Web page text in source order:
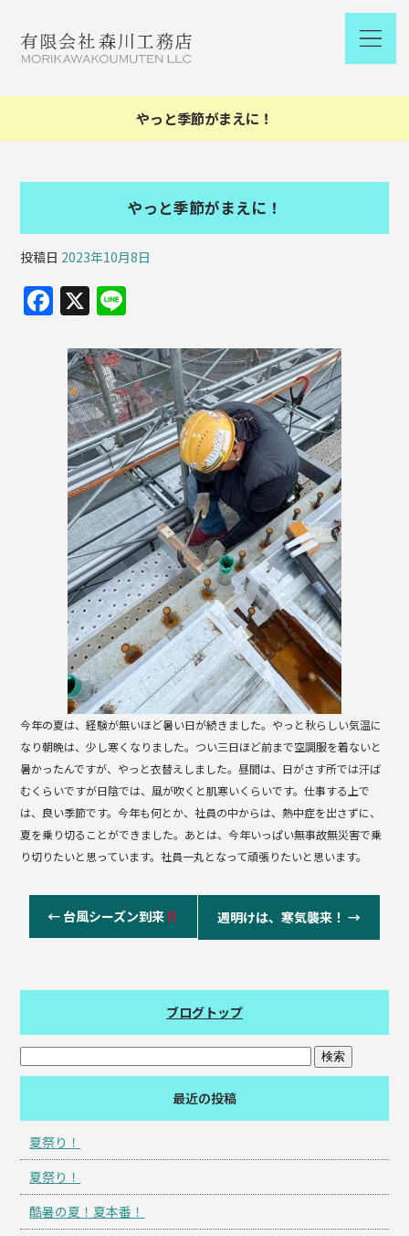
やっと季節がまえに！
やっと季節がまえに！
投稿日 2023年10月8日
F
c
e
b
o
o
k
X
e
今年の夏は、経験が無いほど暑い日が続きました。やっと秋らしい気温に
なり朝晩は、少し寒くなりました。つい三日ほど前まで空調服を着ないと
暑かったんですが、やっと衣替えしました。昼間は、日がさす所では汗ば
むくらいですが日陰では、風が吹くと肌寒いくらいです。仕事する上で
は、良い季節です。今年も何とか、社員の中からは、熱中症を出さずに、
夏を乗り切ることができました。あとは、今年いっぱい無事故無災害で乗
り切りたいと思っています。社員一丸となって頑張りたいと思います。
← 台風シーズン到来 週明けは、寒気襲来！ →
ブログトップ
最近の投稿
夏祭り！
夏祭り！
酷暑の夏！夏本番！